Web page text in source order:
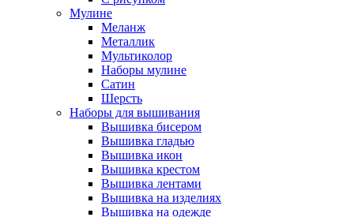
Мулине
Меланж
Металлик
Мультиколор
Наборы мулине
Сатин
Шерсть
Наборы для вышивания
Вышивка бисером
Вышивка гладью
Вышивка икон
Вышивка крестом
Вышивка лентами
Вышивка на изделиях
Вышивка на одежде